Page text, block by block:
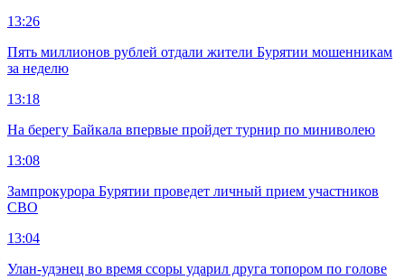
13:26
Пять миллионов рублей отдали жители Бурятии мошенникам
за неделю
13:18
На берегу Байкала впервые пройдет турнир по миниволею
13:08
Зампрокурора Бурятии проведет личный прием участников
СВО
13:04
Улан-удэнец во время ссоры ударил друга топором по голове